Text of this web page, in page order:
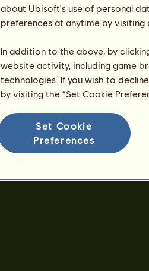
about Ubisoft's use of personal
preferences at anytime by
In addition to the above, by
website activity, including game
technologies. If you wish to
by visiting the “Set Cookie
Set Cookie
Preferences